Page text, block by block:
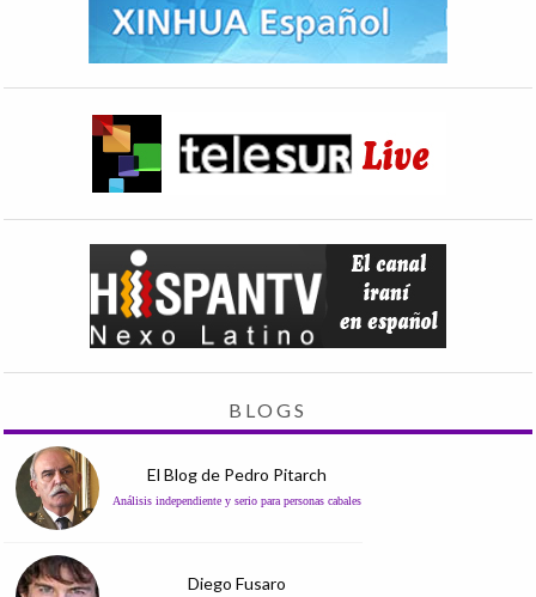
BLOGS
El Blog de Pedro Pitarch
Análisis independiente y serio para personas cabales
Diego Fusaro